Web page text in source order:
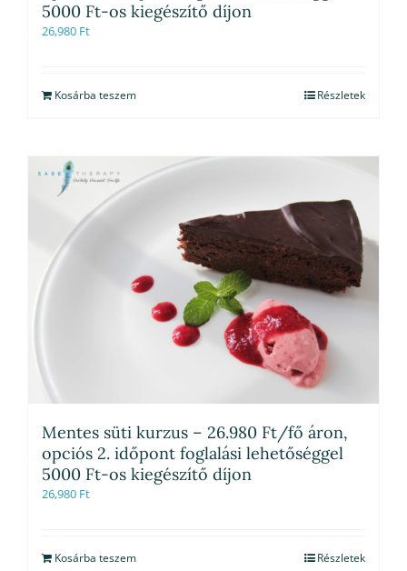
5000 Ft-os kiegészítő díjon
26,980 Ft
Kosárba teszem Részletek
Mentes süti kurzus – 26.980 Ft/fő áron,
opciós 2. időpont foglalási lehetőséggel
5000 Ft-os kiegészítő díjon
26,980 Ft
Kosárba teszem Részletek